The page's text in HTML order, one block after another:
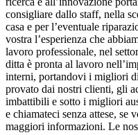
consigliare dallo staff, nella
casa e per l’eventuale
vostra l’esperienza che
lavoro professionale, nel
ditta è pronta al lavoro
interni, portandovi i migliori
provato dai nostri clienti, gli
imbattibili e sotto i migliori
e chiamateci senza attese, se
maggiori informazioni. Le